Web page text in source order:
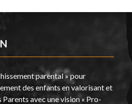
parental » pour
des enfants en valorisant et
avec une vision « Pro-